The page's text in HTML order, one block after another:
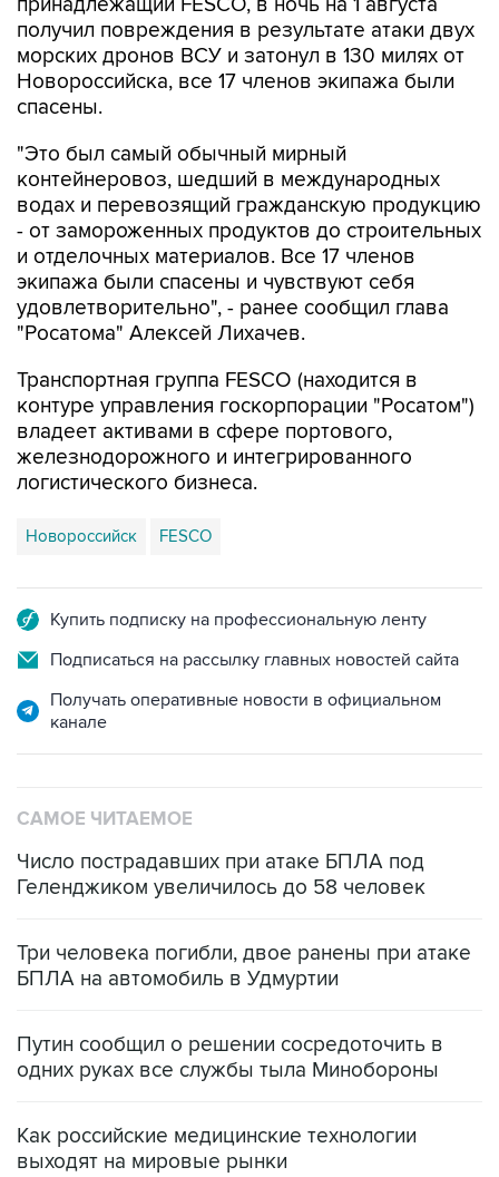
принадлежащий FESCO, в ночь на 1 августа
получил повреждения в результате атаки двух
морских дронов ВСУ и затонул в 130 милях от
Новороссийска, все 17 членов экипажа были
спасены.
"Это был самый обычный мирный
контейнеровоз, шедший в международных
водах и перевозящий гражданскую продукцию
- от замороженных продуктов до строительных
и отделочных материалов. Все 17 членов
экипажа были спасены и чувствуют себя
удовлетворительно", - ранее сообщил глава
"Росатома" Алексей Лихачев.
Транспортная группа FESCO (находится в
контуре управления госкорпорации "Росатом")
владеет активами в сфере портового,
железнодорожного и интегрированного
логистического бизнеса.
Новороссийск FESCO
Купить подписку на профессиональную ленту
Подписаться на рассылку главных новостей сайта
Получать оперативные новости в официальном
канале
САМОЕ ЧИТАЕМОЕ
Число пострадавших при атаке БПЛА под
Геленджиком увеличилось до 58 человек
Три человека погибли, двое ранены при атаке
БПЛА на автомобиль в Удмуртии
Путин сообщил о решении сосредоточить в
одних руках все службы тыла Минобороны
Как российские медицинские технологии
выходят на мировые рынки